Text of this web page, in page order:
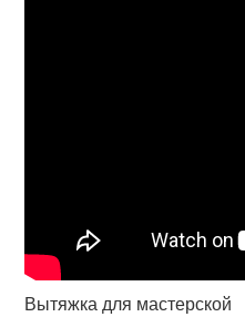
Вытяжка для мастерской